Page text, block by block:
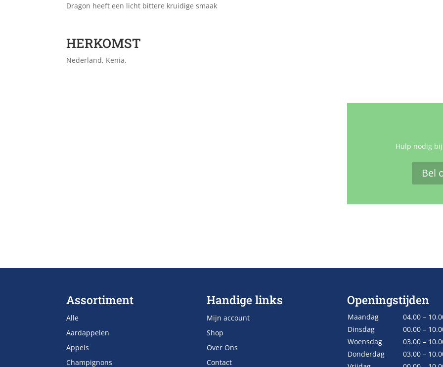
Dragon heeft een licht bittere kruidige smaak
HERKOMST
Nederland, Kenia.
Hulp nodig
Bel
Assortiment
Alle
Aardappelen
Appels
Champignons
Handige links
Mijn account
Shop
Over Ons
Contact
Openingstijden
Maandag
04.00 –
Dinsdag
00.00 –
Woensdag
03.00 –
Donderdag
03.00 –